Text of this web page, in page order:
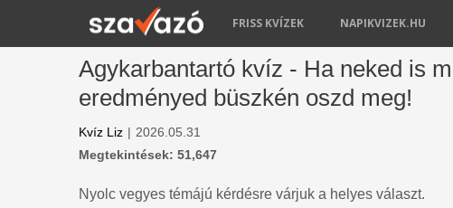
FRISS KVÍZEK NAPIKVIZEK.HU
Agykarbantartó kvíz - Ha neked is
eredményed büszkén oszd meg!
Kvíz Liz | 2026.05.31
Megtekintések: 51,647
Nyolc vegyes témájú kérdésre várjuk a helyes választ.